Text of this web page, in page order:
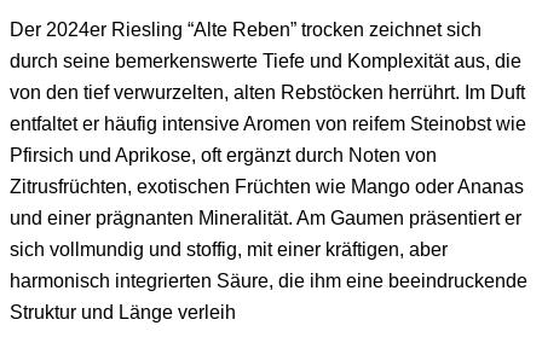
Der 2024er Riesling “Alte Reben” trocken zeichnet sich
durch seine bemerkenswerte Tiefe und Komplexität aus, die
von den tief verwurzelten, alten Rebstöcken herrührt. Im Duft
entfaltet er häufig intensive Aromen von reifem Steinobst wie
Pfirsich und Aprikose, oft ergänzt durch Noten von
Zitrusfrüchten, exotischen Früchten wie Mango oder Ananas
und einer prägnanten Mineralität. Am Gaumen präsentiert er
sich vollmundig und stoffig, mit einer kräftigen, aber
harmonisch integrierten Säure, die ihm eine beeindruckende
Struktur und Länge verleih